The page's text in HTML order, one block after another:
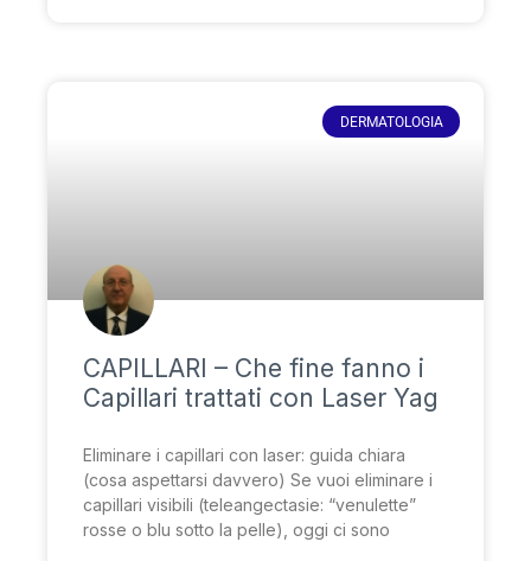
DERMATOLOGIA
CAPILLARI – Che fine fanno i
Capillari trattati con Laser Yag
Eliminare i capillari con laser: guida chiara
(cosa aspettarsi davvero) Se vuoi eliminare i
capillari visibili (teleangectasie: “venulette”
rosse o blu sotto la pelle), oggi ci sono